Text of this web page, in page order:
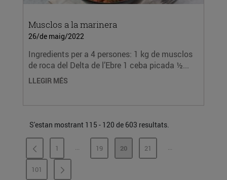
Musclos a la marinera
26/de maig/2022
Ingredients per a 4 persones: 1 kg de musclos
de roca del Delta de l’Ebre 1 ceba picada ½...
LLEGIR MÉS
S'estan mostrant 115 - 120 de 603 resultats.
PÀGINA
1 ...PÀGINES INTERMÈDIES
PÀGINA
19 PÀGINA
20 PÀGINA
21 ...PÀGINES
PÀGINA
101